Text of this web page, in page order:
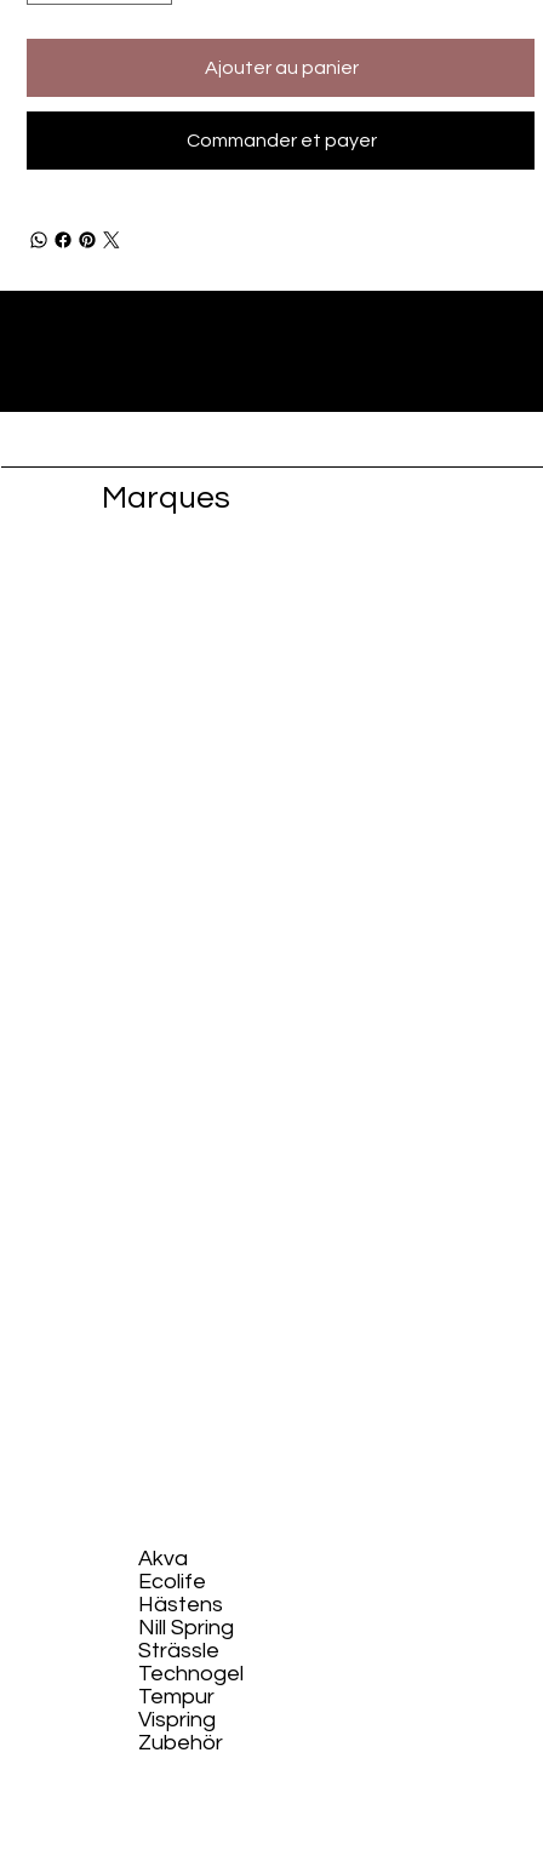
Ajouter au panier
Commander et payer
Marques
Akva
Ecolife​
Hästens
Nill Spring
Strässle
Technogel
Tempur
Vispring
Zubehör